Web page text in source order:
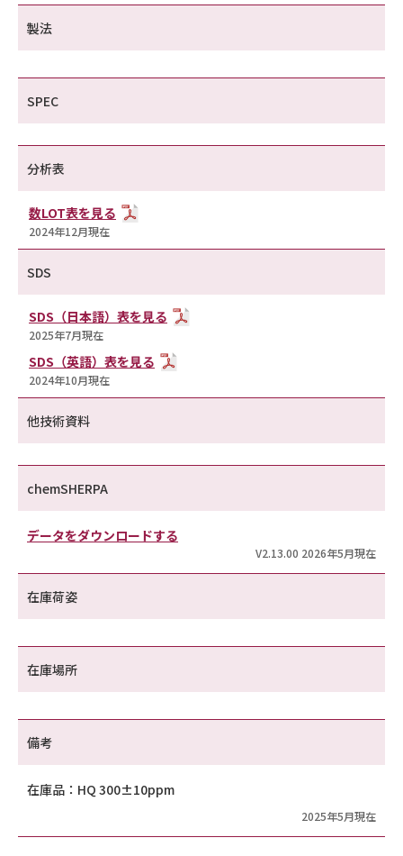
製法
SPEC
分析表
数LOT表を見る
2024年12月現在
SDS
SDS（日本語）表を見る
2025年7月現在
SDS（英語）表を見る
2024年10月現在
他技術資料
chemSHERPA
データをダウンロードする
V2.13.00 2026年5月現在
在庫荷姿
在庫場所
備考
在庫品：HQ 300±10ppm
2025年5月現在